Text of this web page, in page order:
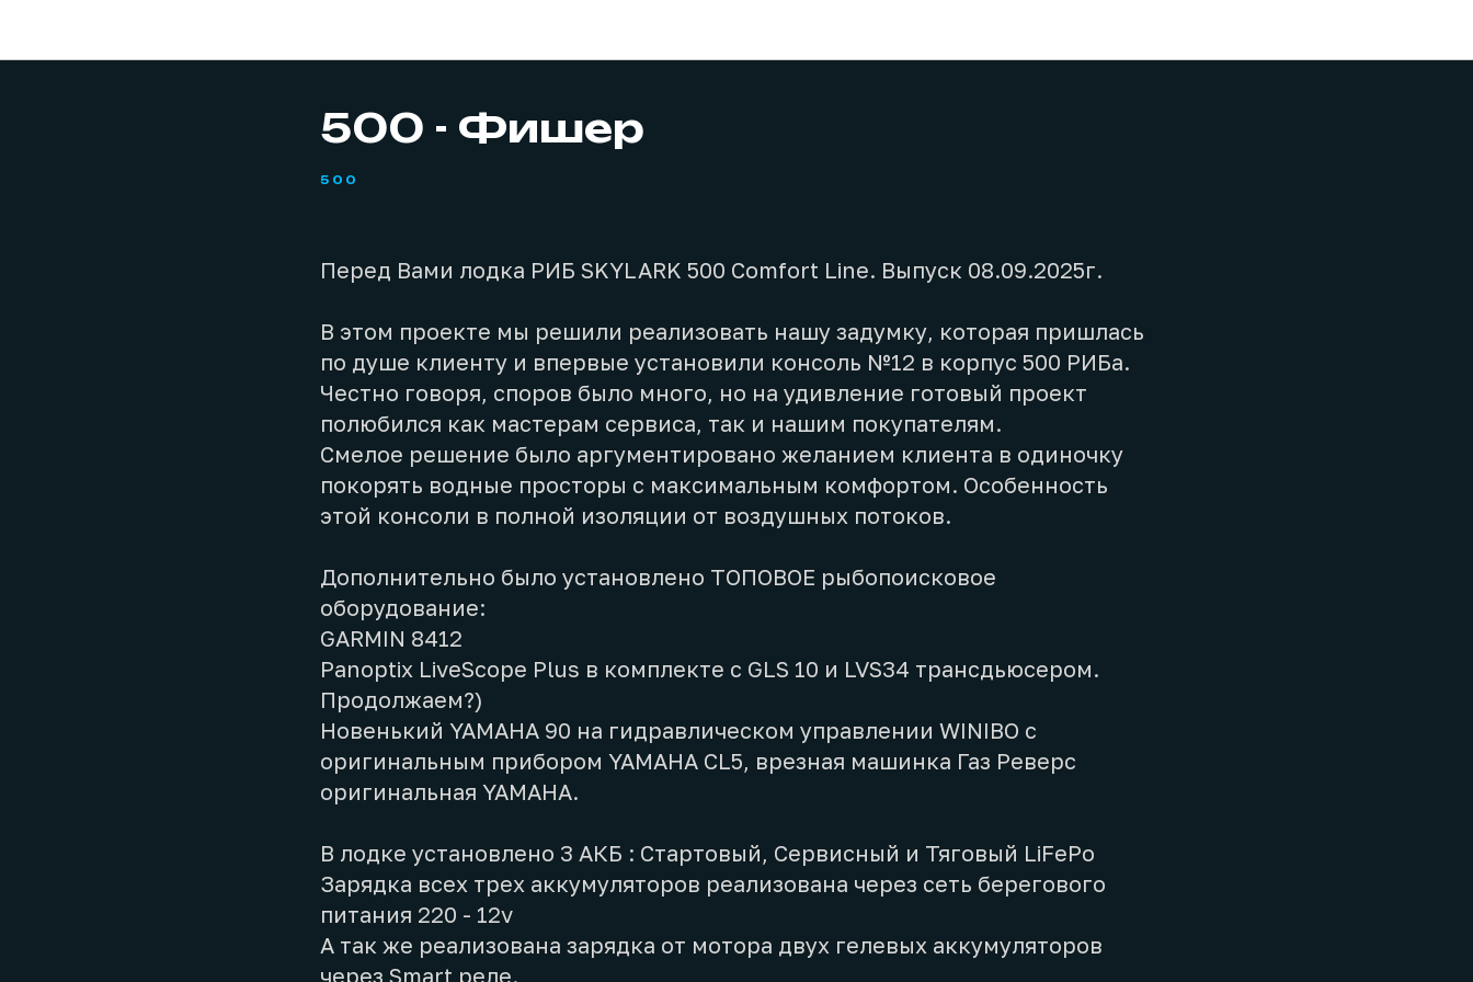
500 - Фишер
500
Перед Вами лодка РИБ SKYLARK 500 Comfort Line. Выпуск 08.09.2025г.
В этом проекте мы решили реализовать нашу задумку, которая пришлась
по душе клиенту и впервые установили консоль №12 в корпус 500 РИБа.
Честно говоря, споров было много, но на удивление готовый проект
полюбился как мастерам сервиса, так и нашим покупателям.
Смелое решение было аргументировано желанием клиента в одиночку
покорять водные просторы с максимальным комфортом. Особенность
этой консоли в полной изоляции от воздушных потоков.
Дополнительно было установлено ТОПОВОЕ рыбопоисковое
оборудование:
GARMIN 8412
Panoptix LiveScope Plus в комплекте с GLS 10 и LVS34 трансдьюсером.
Продолжаем?)
Новенький YAMAHA 90 на гидравлическом управлении WINIBO с
оригинальным прибором YAMAHA CL5, врезная машинка Газ Реверс
оригинальная YAMAHA.
В лодке установлено 3 АКБ : Стартовый, Сервисный и Тяговый LiFePo
Зарядка всех трех аккумуляторов реализована через сеть берегового
питания 220 - 12v
А так же реализована зарядка от мотора двух гелевых аккумуляторов
через Smart реле.